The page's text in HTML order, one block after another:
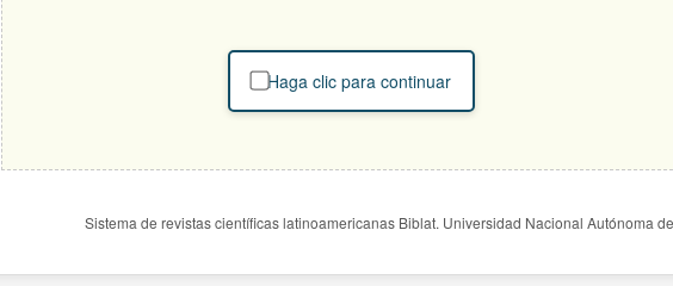
Haga clic para continuar
Sistema de revistas científicas latinoamericanas Biblat. Universidad Nacional Autónoma